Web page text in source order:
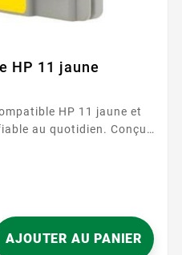
HP 11 jaune
au quotidien. Conçue
aux imprimantes
simple et rassurante
avec des jaunes
AJOUTER AU PANIER